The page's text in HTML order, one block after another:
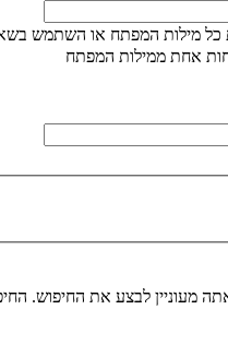
כל מילות המפתח או השתמש
אחת ממילות המפתח
מעוניין לבצע את החיפוש.